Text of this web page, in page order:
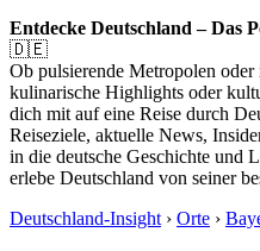
Entdecke Deutschland – Das
🇩🇪
Ob pulsierende Metropolen
kulinarische Highlights oder
dich mit auf eine Reise durch
Reiseziele, aktuelle News,
in die deutsche Geschichte und
erlebe Deutschland von seiner
Deutschland-Insight › Orte ›